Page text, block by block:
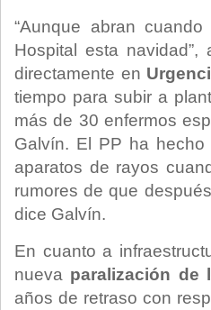
“Aunque abran
Hospital esta
directamente en
tiempo para subir a
más de 30 enfermos
Galvín. El PP ha hecho
aparatos de rayos
rumores de que
dice Galvín.
En cuanto a
nueva paralización de
años de retraso con